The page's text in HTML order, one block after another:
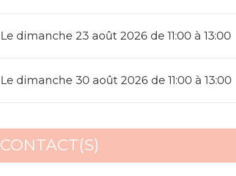
Le dimanche 23 août 2026 de 11:00 à 13:00
Le dimanche 30 août 2026 de 11:00 à 13:00
CONTACT(S)